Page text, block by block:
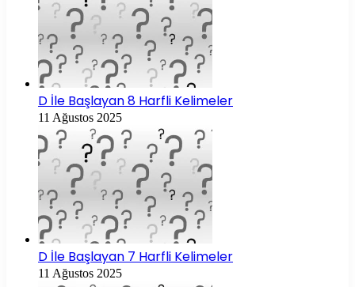
D İle Başlayan 8 Harfli Kelimeler
11 Ağustos 2025
D İle Başlayan 7 Harfli Kelimeler
11 Ağustos 2025